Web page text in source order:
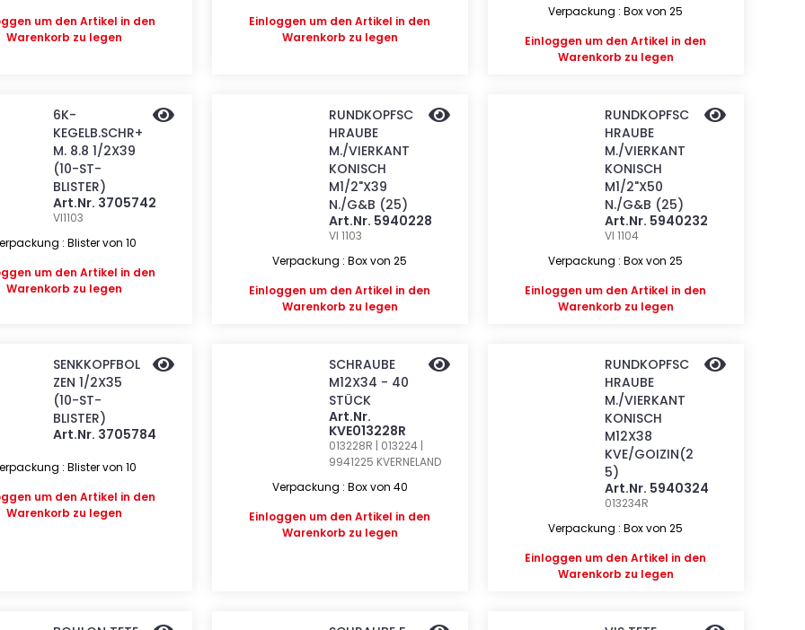
um den Artikel in den
Warenkorb zu legen
Einloggen um den Artikel in den
Warenkorb zu legen
Verpackung : Box von 25
Einloggen um den Artikel in den
Warenkorb zu legen
6K-
KEGELB.SCHR+
M. 8.8 1/2X39
(10-ST-
BLISTER)
Art.Nr. 3705742
VI1103
: Blister von 10
um den Artikel in den
Warenkorb zu legen
RUNDKOPFSC
HRAUBE
M./VIERKANT
KONISCH
M1/2"X39
N./G&B (25)
Art.Nr. 5940228
VI 1103
Verpackung : Box von 25
Einloggen um den Artikel in den
Warenkorb zu legen
RUNDKOPFSC
HRAUBE
M./VIERKANT
KONISCH
M1/2"X50
N./G&B (25)
Art.Nr. 5940232
VI 1104
Verpackung : Box von 25
Einloggen um den Artikel in den
Warenkorb zu legen
SENKKOPFBOL
ZEN 1/2X35
(10-ST-
BLISTER)
Art.Nr. 3705784
: Blister von 10
um den Artikel in den
Warenkorb zu legen
SCHRAUBE
M12X34 - 40
STÜCK
Art.Nr.
KVE013228R
013228R | 013224 |
9941225 KVERNELAND
Verpackung : Box von 40
Einloggen um den Artikel in den
Warenkorb zu legen
RUNDKOPFSC
HRAUBE
M./VIERKANT
KONISCH
M12X38
KVE/GOIZIN(2
5)
Art.Nr. 5940324
013234R
Verpackung : Box von 25
Einloggen um den Artikel in den
Warenkorb zu legen